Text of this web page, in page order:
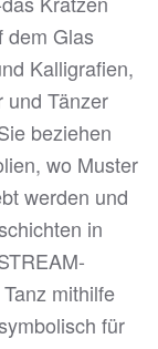
dem Glas
Kalligrafien,
und Tänzer
beziehen
wo Muster
werden und
in
mithilfe
für